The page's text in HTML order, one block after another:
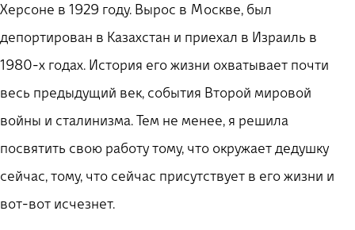
Херсоне в 1929 году. Вырос в Москве, был
депортирован в Казахстан и приехал в Израиль в
1980-х годах. История его жизни охватывает почти
весь предыдущий век, события Второй мировой
войны и сталинизма. Тем не менее, я решила
посвятить свою работу тому, что окружает дедушку
сейчас, тому, что сейчас присутствует в его жизни и
вот-вот исчезнет.